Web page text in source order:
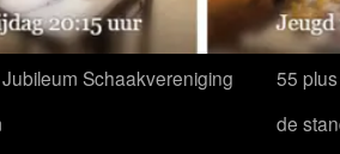
Schaakvereniging
55
de